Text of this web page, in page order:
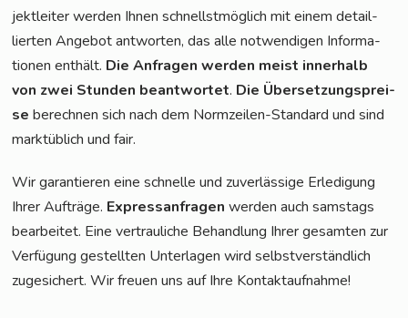
jekt­lei­ter wer­den Ihnen schnellst­mög­lich mit einem detail­
lier­ten Ange­bot ant­wor­ten, das alle not­wen­di­gen Infor­ma­
tio­nen ent­hält. Die Anfra­gen wer­den meist inner­halb
von zwei Stun­den beant­wor­tet. Die Über­set­zungs­prei­
se berech­nen sich nach dem Norm­zei­len-Stan­dard und sind
markt­üb­lich und fair.
Wir garan­tie­ren eine schnel­le und zuver­läs­si­ge Erle­di­gung
Ihrer Auf­trä­ge. Express­an­fra­gen wer­den auch sams­tags
bear­bei­tet. Eine ver­trau­li­che Behand­lung Ihrer gesam­ten zur
Ver­fü­gung gestell­ten Unter­la­gen wird selbst­ver­ständ­lich
zuge­si­chert. Wir freu­en uns auf Ihre Kontaktaufnahme!